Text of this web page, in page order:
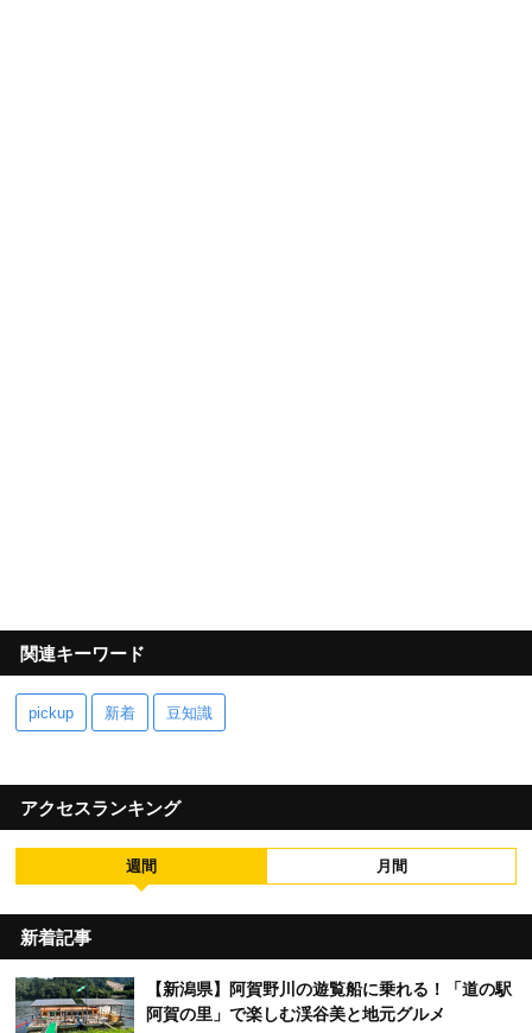
関連キーワード
pickup 新着 豆知識
アクセスランキング
週間 月間
新着記事
【新潟県】阿賀野川の遊覧船に乗れる！「道の駅
阿賀の里」で楽しむ渓谷美と地元グルメ